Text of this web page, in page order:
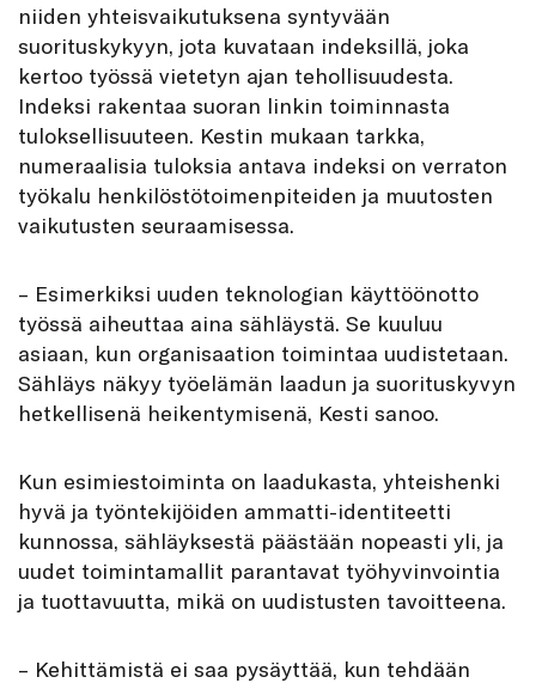
niiden yhteisvaikutuksena syntyvään
suorituskykyyn, jota kuvataan indeksillä, joka
kertoo työssä vietetyn ajan tehollisuudesta.
Indeksi rakentaa suoran linkin toiminnasta
tuloksellisuuteen. Kestin mukaan tarkka,
numeraalisia tuloksia antava indeksi on verraton
työkalu henkilöstötoimenpiteiden ja muutosten
vaikutusten seuraamisessa.
– Esimerkiksi uuden teknologian käyttöönotto
työssä aiheuttaa aina sähläystä. Se kuuluu
asiaan, kun organisaation toimintaa uudistetaan.
Sähläys näkyy työelämän laadun ja suorituskyvyn
hetkellisenä heikentymisenä, Kesti sanoo.
Kun esimiestoiminta on laadukasta, yhteishenki
hyvä ja työntekijöiden ammatti-identiteetti
kunnossa, sähläyksestä päästään nopeasti yli, ja
uudet toimintamallit parantavat työhyvinvointia
ja tuottavuutta, mikä on uudistusten tavoitteena.
– Kehittämistä ei saa pysäyttää, kun tehdään